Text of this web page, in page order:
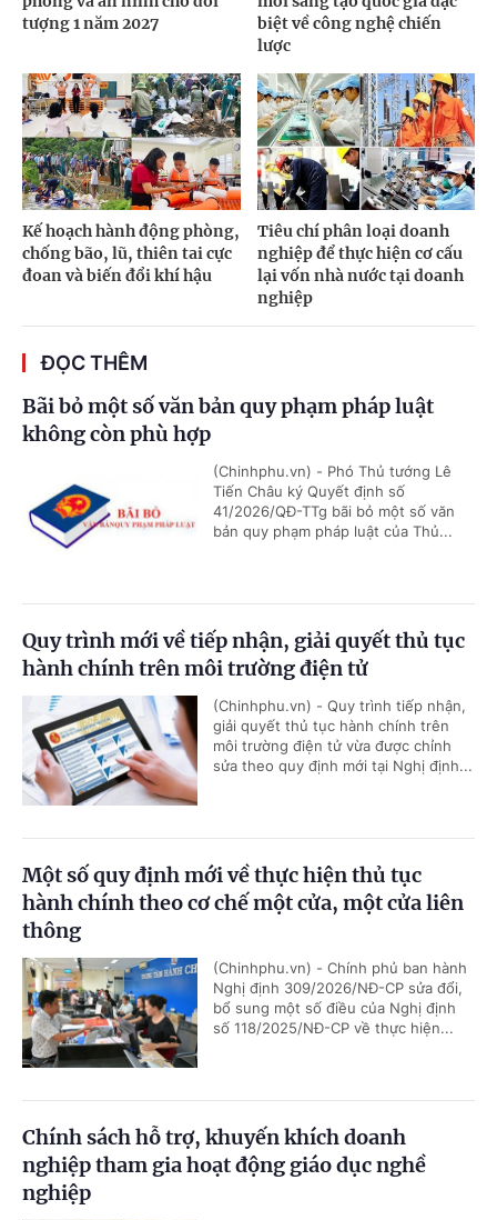
tượng 1 năm 2027
biệt về công nghệ chiến
lược
Kế hoạch hành động phòng,
chống bão, lũ, thiên tai cực
đoan và biến đổi khí hậu
Tiêu chí phân loại doanh
nghiệp để thực hiện cơ cấu
lại vốn nhà nước tại doanh
nghiệp
ĐỌC THÊM
Bãi bỏ một số văn bản quy phạm pháp luật
không còn phù hợp
(Chinhphu.vn) - Phó Thủ tướng Lê
Tiến Châu ký Quyết định số
41/2026/QĐ-TTg bãi bỏ một số văn
bản quy phạm pháp luật của Thủ...
Quy trình mới về tiếp nhận, giải quyết thủ tục
hành chính trên môi trường điện tử
(Chinhphu.vn) - Quy trình tiếp nhận,
giải quyết thủ tục hành chính trên
môi trường điện tử vừa được chỉnh
sửa theo quy định mới tại Nghị định...
Một số quy định mới về thực hiện thủ tục
hành chính theo cơ chế một cửa, một cửa liên
thông
(Chinhphu.vn) - Chính phủ ban hành
Nghị định 309/2026/NĐ-CP sửa đổi,
bổ sung một số điều của Nghị định
số 118/2025/NĐ-CP về thực hiện...
Chính sách hỗ trợ, khuyến khích doanh
nghiệp tham gia hoạt động giáo dục nghề
nghiệp